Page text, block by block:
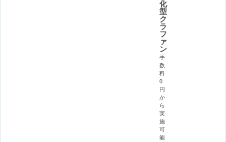
化
型
ク
ラ
フ
ァ
ン
手
数
料
0
円
か
ら
実
施
可
能